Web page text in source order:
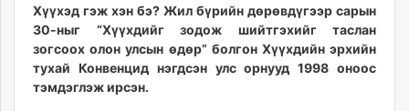
zuv.mn
mminfo.mn
ugluu.mn
urlag.mn
Хүүхэд гэж хэн бэ? Жил бүрийн дөрөвдүгээр сарын
30-ныг “Хүүхдийг зодож шийтгэхийг таслан
зогсоох олон улсын өдөр” болгон Хүүхдийн эрхийн
тухай Конвенцид нэгдсэн улс орнууд 1998 оноос
тэмдэглэж ирсэн.